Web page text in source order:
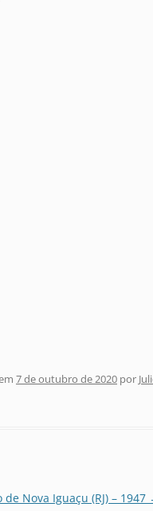
7 de outubro de 2020 por
Nova Iguaçu (RJ) – 1947